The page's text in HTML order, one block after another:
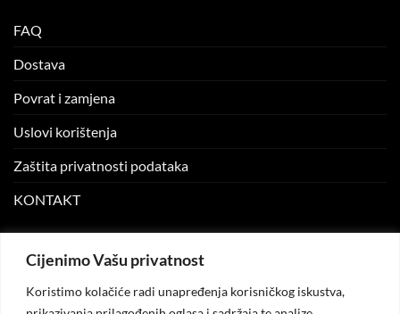
Cijenimo Vašu privatnost
Koristimo kolačiće radi unapređenja korisničkog iskustva,
FAQ
Dostava
Povrat i zamjena
Uslovi korištenja
Zaštita privatnosti podataka
KONTAKT